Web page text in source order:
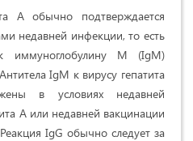
А обычно подтверждается
недавней инфекции, то есть
иммуноглобулину M (IgM)
IgM к вирусу гепатита
в условиях недавней
А или недавней вакцинации
IgG обычно следует за